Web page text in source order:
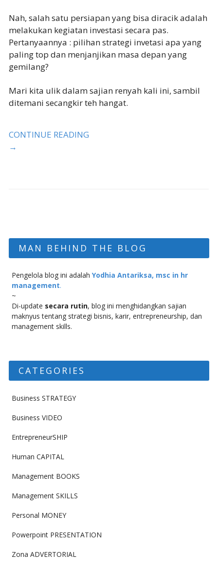
Nah, salah satu persiapan yang bisa diracik adalah
melakukan kegiatan investasi secara pas.
Pertanyaannya : pilihan strategi invetasi apa yang
paling top dan menjanjikan masa depan yang
gemilang?
Mari kita ulik dalam sajian renyah kali ini, sambil
ditemani secangkir teh hangat.
CONTINUE READING
→
MAN BEHIND THE BLOG
Pengelola blog ini adalah Yodhia Antariksa, msc in hr
management.
~
Di-update secara rutin, blog ini menghidangkan sajian
maknyus tentang strategi bisnis, karir, entrepreneurship, dan
management skills.
CATEGORIES
Business STRATEGY
Business VIDEO
EntrepreneurSHIP
Human CAPITAL
Management BOOKS
Management SKILLS
Personal MONEY
Powerpoint PRESENTATION
Zona ADVERTORIAL